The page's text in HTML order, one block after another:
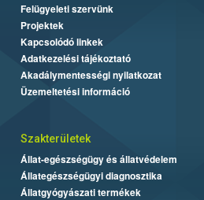
Felügyeleti szervünk
Projektek
Kapcsolódó linkek
Adatkezelési tájékoztató
Akadálymentességi nyilatkozat
Üzemeltetési információ
Szakterületek
Állat-egészségügy és állatvédelem
Állategészségügyi diagnosztika
Állatgyógyászati termékek